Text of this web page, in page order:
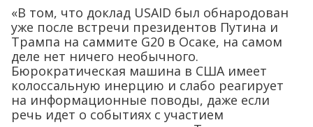
«В том, что доклад USAID был обнародован
уже после встречи президентов Путина и
Трампа на саммите G20 в Осаке, на самом
деле нет ничего необычного.
Бюрократическая машина в США имеет
колоссальную инерцию и слабо реагирует
на информационные поводы, даже если
речь идет о событиях с участием